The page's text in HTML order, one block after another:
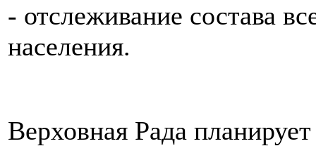
- отслеживание состава
населения.
Верховная Рада